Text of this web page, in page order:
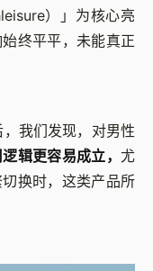
）」为核心亮
终平平，未能真正
我们发现，对男性
逻辑更容易成立，尤
换时，这类产品所